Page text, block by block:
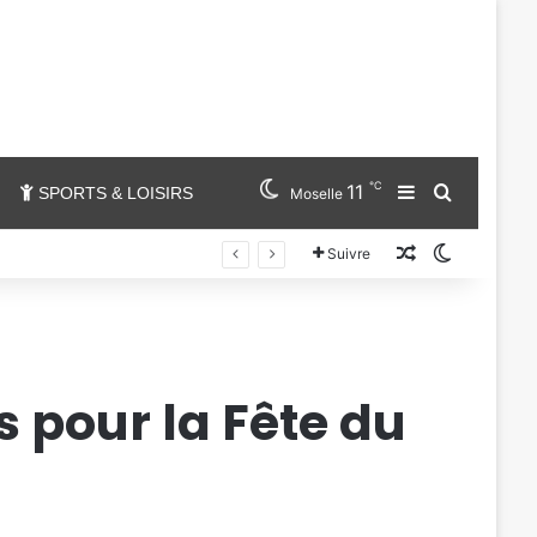
SPORTS & LOISIRS Moselle 11℃ SidebarChercher
Suivre Un article au
la Fête du